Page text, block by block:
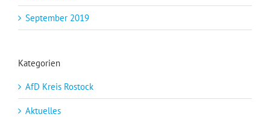
September 2019
Kategorien
AfD Kreis Rostock
Aktuelles